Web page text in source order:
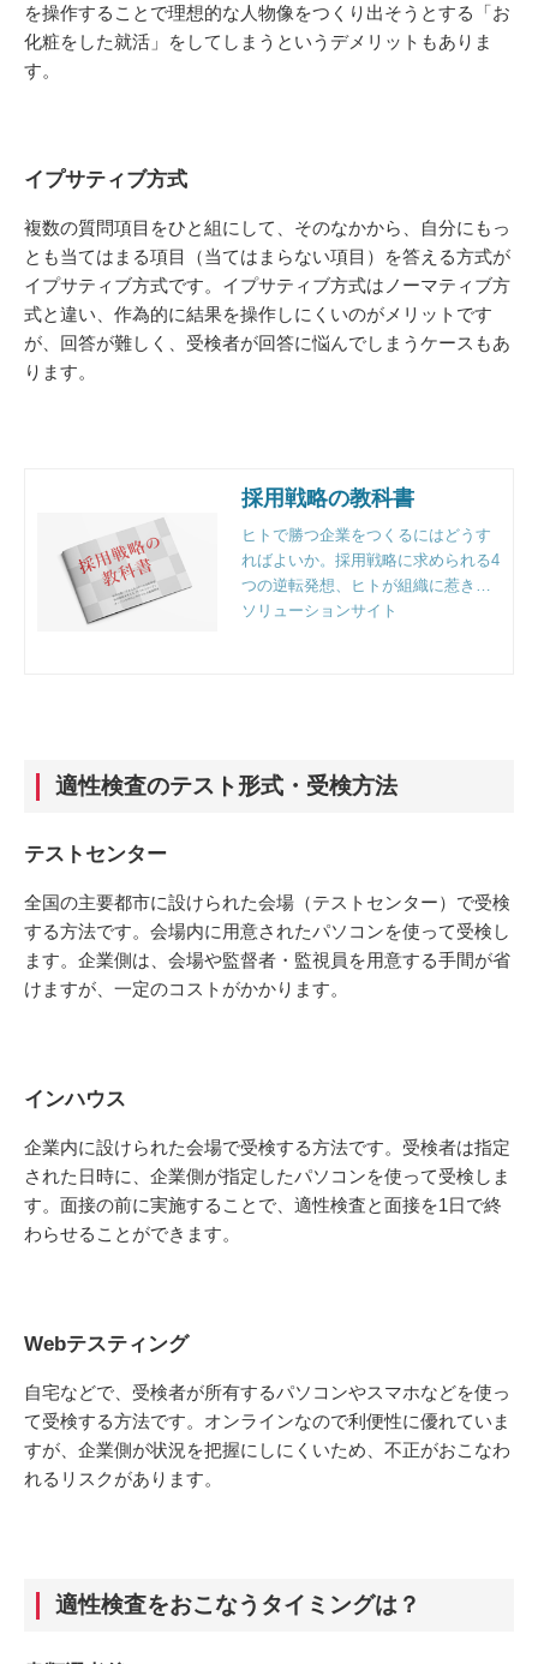
を操作することで理想的な人物像をつくり出そうとする「お
化粧をした就活」をしてしまうというデメリットもありま
す。
イプサティブ方式
複数の質問項目をひと組にして、そのなかから、自分にもっ
とも当てはまる項目（当てはまらない項目）を答える方式が
イプサティブ方式です。イプサティブ方式はノーマティブ方
式と違い、作為的に結果を操作しにくいのがメリットです
が、回答が難しく、受検者が回答に悩んでしまうケースもあ
ります。
採用戦略の教科書
ヒトで勝つ企業をつくるにはどうす
ればよいか。採用戦略に求められる4
つの逆転発想、ヒトが組織に惹きつ
けられる4つの要因、オープンな時代
ソリューションサイト
適性検査のテスト形式・受検方法
テストセンター
全国の主要都市に設けられた会場（テストセンター）で受検
する方法です。会場内に用意されたパソコンを使って受検し
ます。企業側は、会場や監督者・監視員を用意する手間が省
けますが、一定のコストがかかります。
インハウス
企業内に設けられた会場で受検する方法です。受検者は指定
された日時に、企業側が指定したパソコンを使って受検しま
す。面接の前に実施することで、適性検査と面接を1日で終
わらせることができます。
Webテスティング
自宅などで、受検者が所有するパソコンやスマホなどを使っ
て受検する方法です。オンラインなので利便性に優れていま
すが、企業側が状況を把握にしにくいため、不正がおこなわ
れるリスクがあります。
適性検査をおこなうタイミングは？